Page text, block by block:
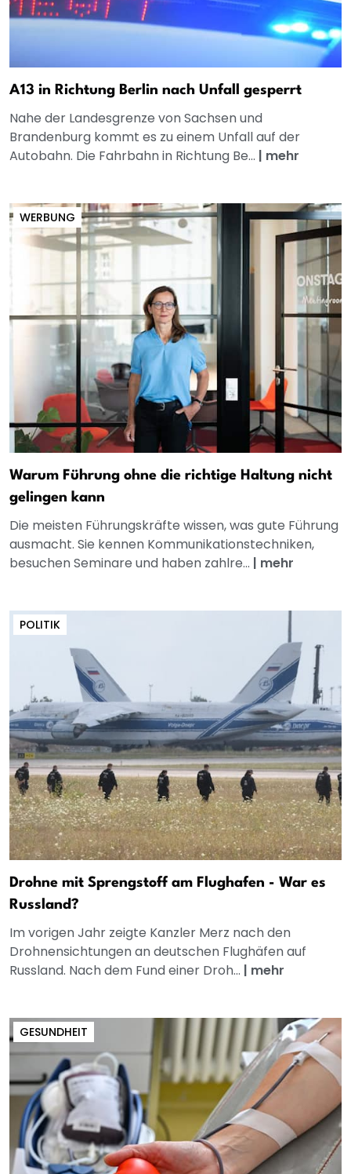
A13 in Richtung Berlin nach Unfall gesperrt
Nahe der Landesgrenze von Sachsen und
Brandenburg kommt es zu einem Unfall auf der
Autobahn. Die Fahrbahn in Richtung Be... | mehr
WERBUNG
Warum Führung ohne die richtige Haltung nicht
gelingen kann
Die meisten Führungskräfte wissen, was gute Führung
ausmacht. Sie kennen Kommunikationstechniken,
besuchen Seminare und haben zahlre... | mehr
POLITIK
Drohne mit Sprengstoff am Flughafen - War es
Russland?
Im vorigen Jahr zeigte Kanzler Merz nach den
Drohnensichtungen an deutschen Flughäfen auf
Russland. Nach dem Fund einer Droh... | mehr
GESUNDHEIT